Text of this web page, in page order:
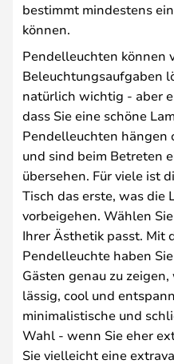
bestimmt mindestens
können.
Pendelleuchten können
Beleuchtungsaufgaben
natürlich wichtig - aber
dass Sie eine schöne
Pendelleuchten hängen
und sind beim Betreten
übersehen. Für viele ist
Tisch das erste, was die
vorbeigehen. Wählen
Ihrer Ästhetik passt. Mit
Pendelleuchte haben
Gästen genau zu
lässig, cool und
minimalistische und
Wahl - wenn Sie eher
Sie vielleicht eine